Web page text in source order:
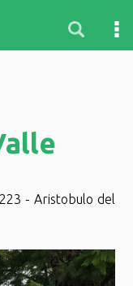
- Aristobulo del